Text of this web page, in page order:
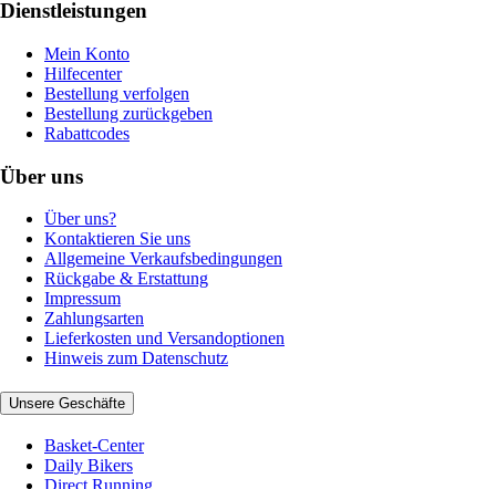
Dienstleistungen
Mein Konto
Hilfecenter
Bestellung verfolgen
Bestellung zurückgeben
Rabattcodes
Über uns
Über uns?
Kontaktieren Sie uns
Allgemeine Verkaufsbedingungen
Rückgabe & Erstattung
Impressum
Zahlungsarten
Lieferkosten und Versandoptionen
Hinweis zum Datenschutz
Unsere Geschäfte
Basket-Center
Daily Bikers
Direct Running